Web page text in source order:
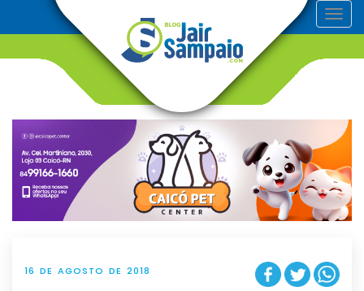
T
o
v
g
t
i
o
n
16 DE AGOSTO DE 2018